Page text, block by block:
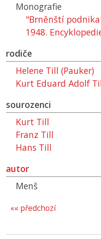
Monografie
"Brněnští
1948.
rodiče
Helene Till (Pauker)
Kurt Eduard Adolf
sourozenci
Kurt Till
Franz Till
Hans Till
autor
Menš
«« předchozí